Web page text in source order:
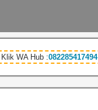
WA Hub :082285417494